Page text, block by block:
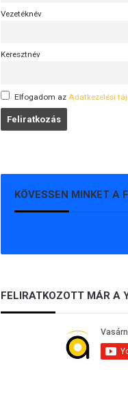
Vezetéknév
Keresztnév
Elfogadom az Adatkezelési
KÖVESSEN MINKET A
FELIRATKOZOTT MÁR A